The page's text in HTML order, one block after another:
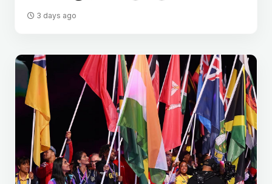
3 days ago